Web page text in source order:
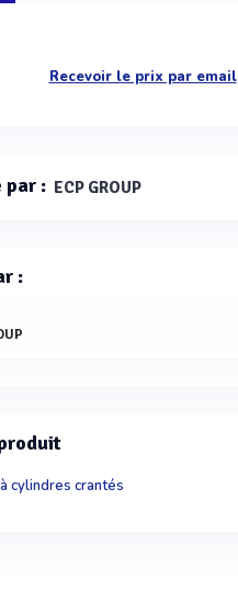
Recevoir le prix par email
par : ECP GROUP
:
cylindres crantés